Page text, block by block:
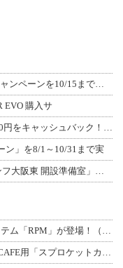
新型「RESO」インカム発売記念！ 下取りキャンペーンを10/15まで延長して開
EVO 購入サ
B+COM 最新モデル購入・下取りで最大9,000円をキャッシュバック！「B+F
ン」を8/1～10/31まで実
【トライアンフ】関西最大規模「トライアンフ大阪東 開設準備室」がオープン！ 限定
RPM から ホンダ GROM用エキゾーストシステム「RPM」が登場！（動画あり
カスタムスプロケットを見せる、Z900RS／CAFE用「スプロケットカバーフルキ